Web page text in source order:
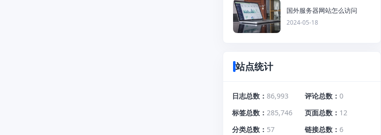
国外服务器网站怎么访问
2024-05-18
站点统计
日志总数 86,993 评论总数
0
标签总数
285,746 页面总数
12
分类总数
57 链接总数
6